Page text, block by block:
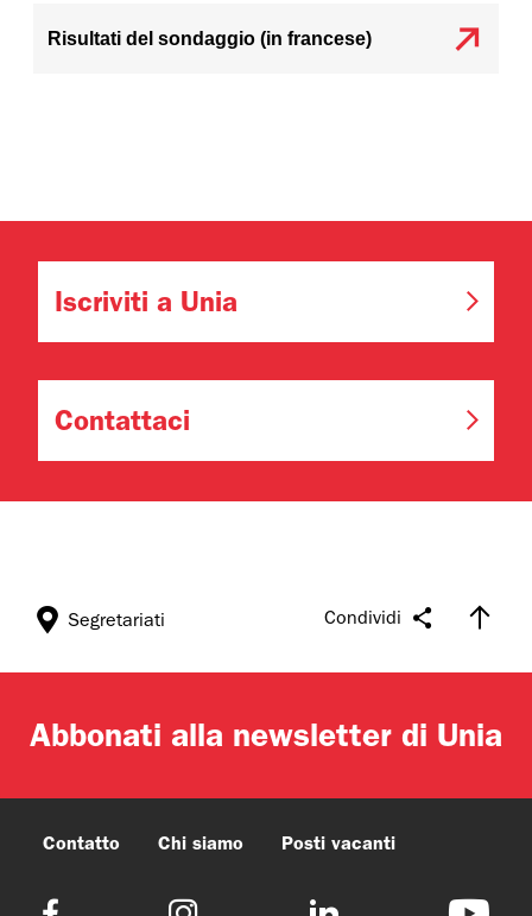
Risultati del sondaggio (in francese)
Iscriviti a Unia
Contattaci
Condividi
Segretariati
Abbonati alla newsletter di Unia
Contatto Chi siamo Posti vacanti